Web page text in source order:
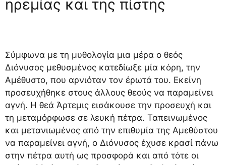
ηρεμίας και της πίστης
Σύμφωνα με τη μυθολογία μια μέρα ο θεός
Διόνυσος μεθυσμένος κατεδίωξε μία κόρη, την
Αμέθυστο, που αρνιόταν τον έρωτά του. Εκείνη
προσευχήθηκε στους άλλους θεούς να παραμείνει
αγνή. Η θεά Άρτεμις εισάκουσε την προσευχή και
τη μεταμόρφωσε σε λευκή πέτρα. Ταπεινωμένος
και μετανιωμένος από την επιθυμία της Αμεθύστου
να παραμείνει αγνή, ο Διόνυσος έχυσε κρασί πάνω
στην πέτρα αυτή ως προσφορά και από τότε οι